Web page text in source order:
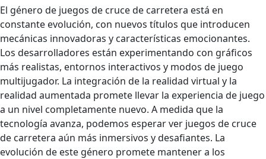
El género de juegos de cruce de carretera está en
constante evolución, con nuevos títulos que introducen
mecánicas innovadoras y características emocionantes.
Los desarrolladores están experimentando con gráficos
más realistas, entornos interactivos y modos de juego
multijugador. La integración de la realidad virtual y la
realidad aumentada promete llevar la experiencia de juego
a un nivel completamente nuevo. A medida que la
tecnología avanza, podemos esperar ver juegos de cruce
de carretera aún más inmersivos y desafiantes. La
evolución de este género promete mantener a los